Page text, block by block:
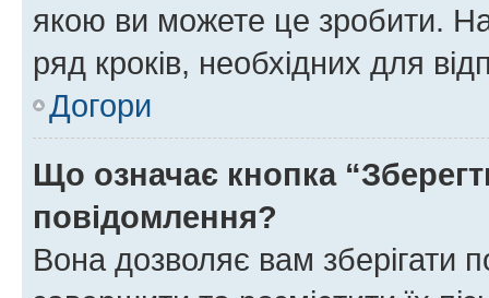
якою ви можете це зробити.
ряд кроків, необхідних для
Догори
Що означає кнопка
повідомлення?
Вона дозволяє вам зберігати